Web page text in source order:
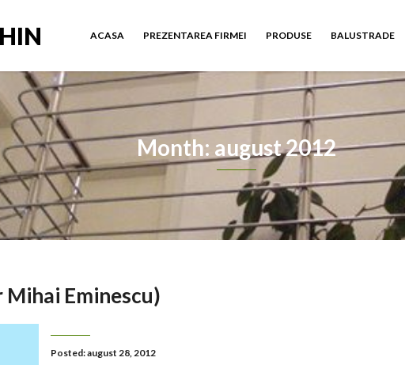
ACASA PREZENTAREA FIRMEI PRODUSE BALUSTRADE
Month: august 2012
Eminescu)
Posted: august 28, 2012